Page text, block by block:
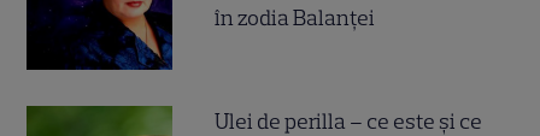
în zodia Balanței
Ulei de perilla – ce este și ce